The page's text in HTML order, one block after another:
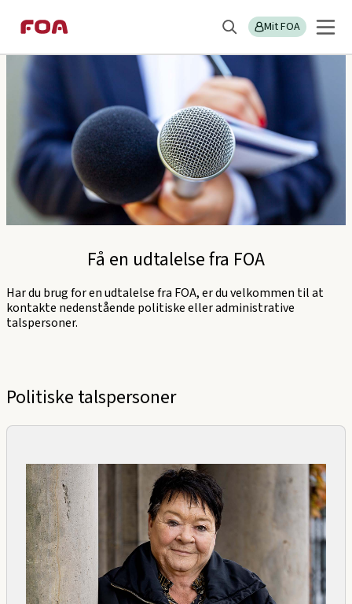
til
hovedindhold
til
hovedmenu
Søg Mit FOA
menu
Få en udtalelse fra FOA
Få en udtalelse fra FOA
Har du brug for en udtalelse fra FOA, er du velkommen til at
kontakte nedenstående politiske eller administrative
talspersoner.
Politiske talspersoner